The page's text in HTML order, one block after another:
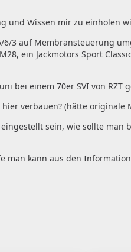
und Wissen mir zu einholen
6/3 auf Membransteuerung
ein Jackmotors Sport
bei einem 70er SVI von
hier verbauen? (hätte
sein, wie sollte man
man kann aus den